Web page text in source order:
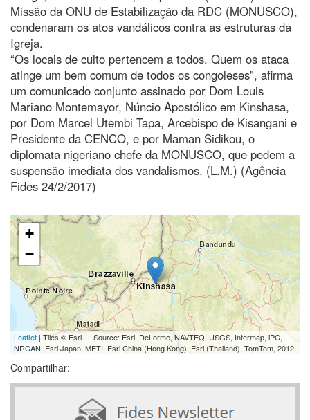
Missão da ONU de Estabilização da RDC (MONUSCO),
condenaram os atos vandálicos contra as estruturas da
Igreja.
“Os locais de culto pertencem a todos. Quem os ataca
atinge um bem comum de todos os congoleses”, afirma
um comunicado conjunto assinado por Dom Louis
Mariano Montemayor, Núncio Apostólico em Kinshasa,
por Dom Marcel Utembi Tapa, Arcebispo de Kisangani e
Presidente da CENCO, e por Maman Sidikou, o
diplomata nigeriano chefe da MONUSCO, que pedem a
suspensão imediata dos vandalismos. (L.M.) (Agência
Fides 24/2/2017)
+
−
Leaflet | Tiles © Esri — Source: Esri, DeLorme, NAVTEQ, USGS, Intermap, iPC,
NRCAN, Esri Japan, METI, Esri China (Hong Kong), Esri (Thailand), TomTom, 2012
Compartilhar: